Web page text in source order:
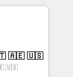
so
apps &
Connect with us today!
🇧🇷 🇲🇽 🇵🇹 🇦🇪 🇺🇸
🇺🇸